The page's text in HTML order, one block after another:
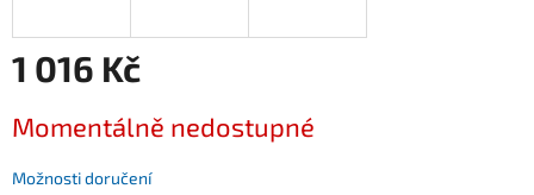
1 016 Kč
cena:
Momentálně nedostupné
Možnosti doručení